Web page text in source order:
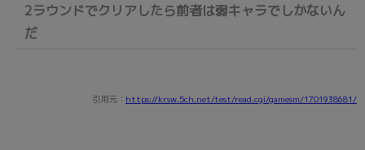
2ラウンドでクリアしたら前者は弱キャラでしかないん
だ
引用元： https://krsw.5ch.net/test/read.cgi/gamesm/1701938681/